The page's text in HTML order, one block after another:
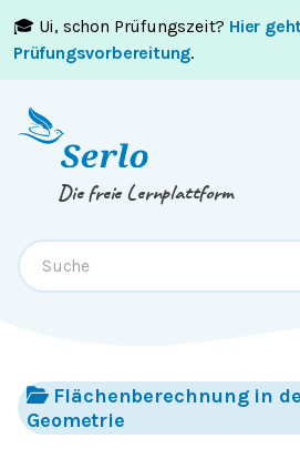
🎓 Ui, schon Prüfungszeit? Hier
Prüfungsvorbereitung.
Springe zumInhaltoderFooter
Die freie Lernplattform
Flächenberechnung in
Geometrie